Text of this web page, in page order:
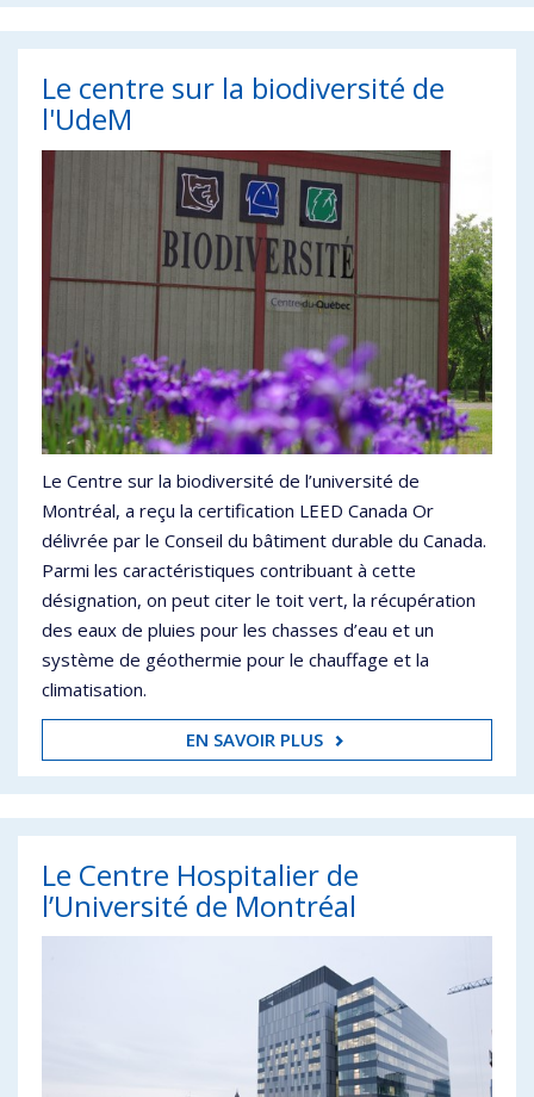
Le centre sur la biodiversité de
l'UdeM
Le Centre sur la biodiversité de l’université de
Montréal, a reçu la certification LEED Canada Or
délivrée par le Conseil du bâtiment durable du Canada.
Parmi les caractéristiques contribuant à cette
désignation, on peut citer le toit vert, la récupération
des eaux de pluies pour les chasses d’eau et un
système de géothermie pour le chauffage et la
climatisation.
EN SAVOIR PLUS
Le Centre Hospitalier de
l’Université de Montréal